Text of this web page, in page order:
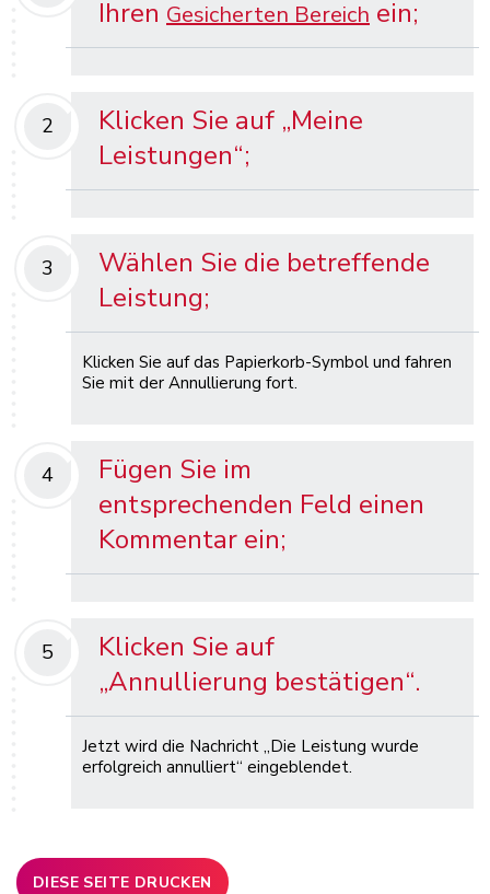
Ihren Gesicherten Bereich ein;
2
Klicken Sie auf „Meine
Leistungen“;
3
Wählen Sie die betreffende
Leistung;
Klicken Sie auf das Papierkorb-Symbol und fahren
Sie mit der Annullierung fort.
4
Fügen Sie im
entsprechenden Feld einen
Kommentar ein;
5
Klicken Sie auf
„Annullierung bestätigen“.
Jetzt wird die Nachricht „Die Leistung wurde
erfolgreich annulliert“ eingeblendet.
DIESE SEITE DRUCKEN